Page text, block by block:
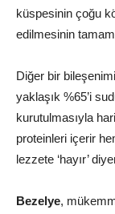
küspesinin çoğu
edilmesinin
Diğer bir
yaklaşık %65’i
kurutulmasıyla
proteinleri içerir
lezzete ‘hayır’
Bezelye,